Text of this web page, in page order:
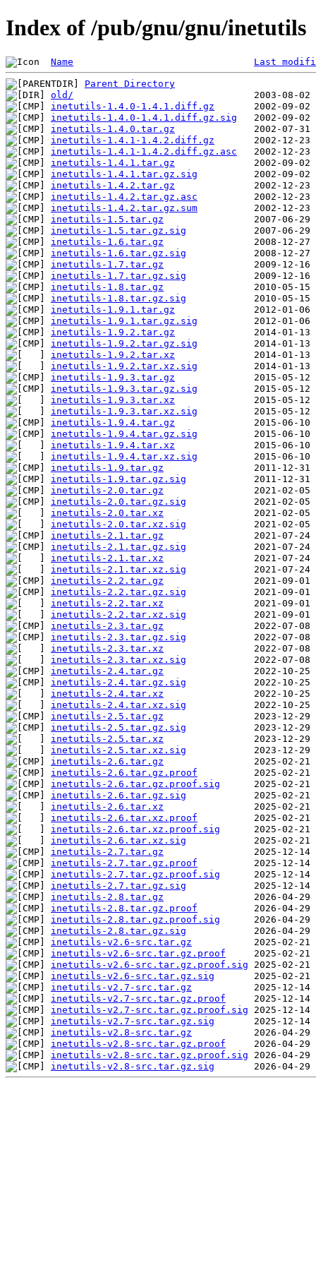
Index of /pub/gnu/gnu/inetutils
Name Last
Parent Directory
old/
inetutils-1.4.0-1.4.1.diff.gz
inetutils-1.4.0-1.4.1.diff.gz.sig
inetutils-1.4.0.tar.gz
inetutils-1.4.1-1.4.2.diff.gz
inetutils-1.4.1-1.4.2.diff.gz.asc
inetutils-1.4.1.tar.gz
inetutils-1.4.1.tar.gz.sig
inetutils-1.4.2.tar.gz
inetutils-1.4.2.tar.gz.asc
inetutils-1.4.2.tar.gz.sum
inetutils-1.5.tar.gz
inetutils-1.5.tar.gz.sig
inetutils-1.6.tar.gz
inetutils-1.6.tar.gz.sig
inetutils-1.7.tar.gz
inetutils-1.7.tar.gz.sig
inetutils-1.8.tar.gz
inetutils-1.8.tar.gz.sig
inetutils-1.9.1.tar.gz
inetutils-1.9.1.tar.gz.sig
inetutils-1.9.2.tar.gz
inetutils-1.9.2.tar.gz.sig
inetutils-1.9.2.tar.xz
inetutils-1.9.2.tar.xz.sig
inetutils-1.9.3.tar.gz
inetutils-1.9.3.tar.gz.sig
inetutils-1.9.3.tar.xz
inetutils-1.9.3.tar.xz.sig
inetutils-1.9.4.tar.gz
inetutils-1.9.4.tar.gz.sig
inetutils-1.9.4.tar.xz
inetutils-1.9.4.tar.xz.sig
inetutils-1.9.tar.gz
inetutils-1.9.tar.gz.sig
inetutils-2.0.tar.gz
inetutils-2.0.tar.gz.sig
inetutils-2.0.tar.xz
inetutils-2.0.tar.xz.sig
inetutils-2.1.tar.gz
inetutils-2.1.tar.gz.sig
inetutils-2.1.tar.xz
inetutils-2.1.tar.xz.sig
inetutils-2.2.tar.gz
inetutils-2.2.tar.gz.sig
inetutils-2.2.tar.xz
inetutils-2.2.tar.xz.sig
inetutils-2.3.tar.gz
inetutils-2.3.tar.gz.sig
inetutils-2.3.tar.xz
inetutils-2.3.tar.xz.sig
inetutils-2.4.tar.gz
inetutils-2.4.tar.gz.sig
inetutils-2.4.tar.xz
inetutils-2.4.tar.xz.sig
inetutils-2.5.tar.gz
inetutils-2.5.tar.gz.sig
inetutils-2.5.tar.xz
inetutils-2.5.tar.xz.sig
inetutils-2.6.tar.gz
inetutils-2.6.tar.gz.proof
inetutils-2.6.tar.gz.proof.sig
inetutils-2.6.tar.gz.sig
inetutils-2.6.tar.xz
inetutils-2.6.tar.xz.proof
inetutils-2.6.tar.xz.proof.sig
inetutils-2.6.tar.xz.sig
inetutils-2.7.tar.gz
inetutils-2.7.tar.gz.proof
inetutils-2.7.tar.gz.proof.sig
inetutils-2.7.tar.gz.sig
inetutils-2.8.tar.gz
inetutils-2.8.tar.gz.proof
inetutils-2.8.tar.gz.proof.sig
inetutils-2.8.tar.gz.sig
inetutils-v2.6-src.tar.gz
inetutils-v2.6-src.tar.gz.proof
inetutils-v2.6-src.tar.gz.proof.sig
inetutils-v2.6-src.tar.gz.sig
inetutils-v2.7-src.tar.gz
inetutils-v2.7-src.tar.gz.proof
inetutils-v2.7-src.tar.gz.proof.sig
inetutils-v2.7-src.tar.gz.sig
inetutils-v2.8-src.tar.gz
inetutils-v2.8-src.tar.gz.proof
inetutils-v2.8-src.tar.gz.proof.sig
inetutils-v2.8-src.tar.gz.sig